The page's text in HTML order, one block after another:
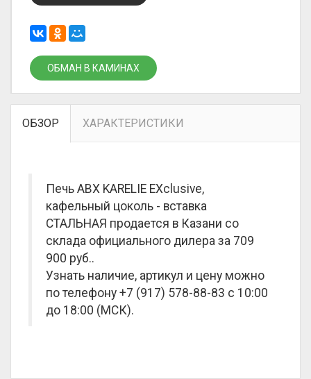
ОБМАН В КАМИНАХ
ОБЗОР ХАРАКТЕРИСТИКИ
Печь ABX KARELIE EXclusive,
кафельный цоколь - вставка
СТАЛЬНАЯ продается в Казани со
склада официального дилера за 709
900 руб..
Узнать наличие, артикул и цену можно
по телефону +7 (917) 578-88-83 с 10:00
до 18:00 (МСК).